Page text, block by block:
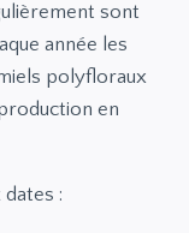
sont
année les
polyfloraux
en
: